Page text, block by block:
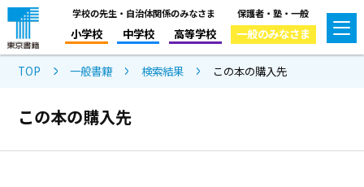
学校の先生・自治体関係のみなさま
小学校 中学校 高等学校
保護者・塾・一般
一般のみなさま
TOP 一般書籍 検索結果 この本の購入先
この本の購入先